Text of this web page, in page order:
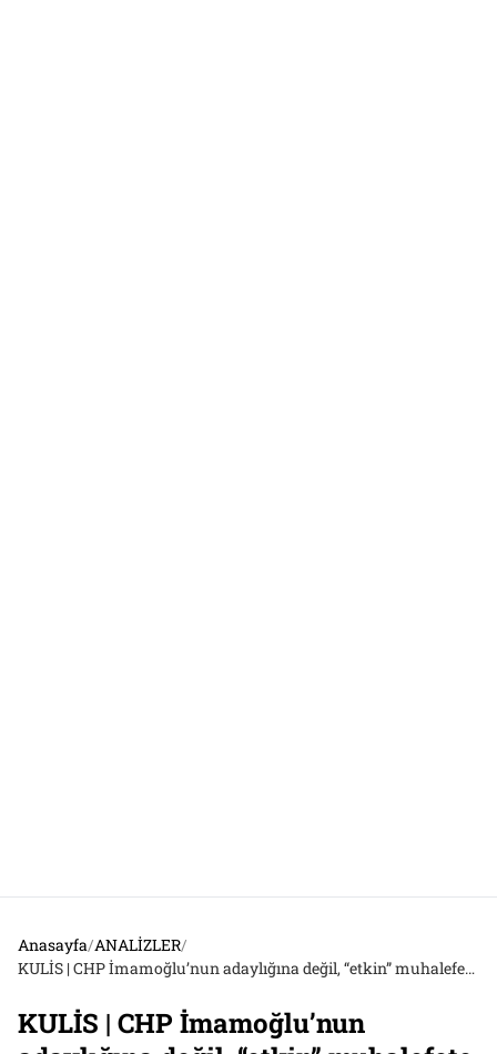
Anasayfa/ANALİZLER/
KULİS | CHP İmamoğlu’nun adaylığına değil, “etkin” muhalefete odaklanıyor
KULİS | CHP İmamoğlu’nun